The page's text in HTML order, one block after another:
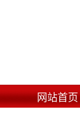
网站首页